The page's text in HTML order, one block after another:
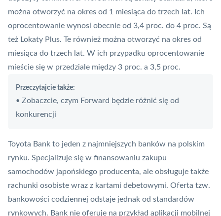
można otworzyć na okres od 1 miesiąca do trzech lat. Ich
oprocentowanie wynosi obecnie od 3,4 proc. do 4 proc. Są
też Lokaty Plus. Te również można otworzyć na okres od
miesiąca do trzech lat. W ich przypadku oprocentowanie
mieście się w przedziale między 3 proc. a 3,5 proc.
Przeczytajcie także:
• Zobaczcie, czym Forward będzie różnić się od
konkurencji
Toyota Bank to jeden z najmniejszych banków na polskim
rynku. Specjalizuje się w finansowaniu zakupu
samochodów japońskiego producenta, ale obsługuje także
rachunki osobiste wraz z kartami debetowymi. Oferta tzw.
bankowości codziennej odstaje jednak od standardów
rynkowych. Bank nie oferuje na przykład aplikacji mobilnej